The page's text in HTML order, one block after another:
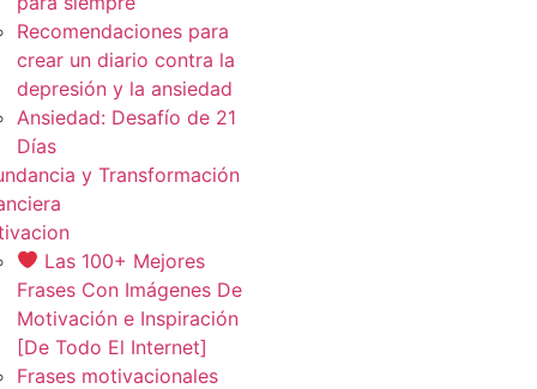
Recomendaciones para
crear un diario contra la
depresión y la ansiedad
Ansiedad: Desafío de 21
Días
y Transformación
Las 100+ Mejores
Frases Con Imágenes De
Motivación e Inspiración
[De Todo El Internet]
Frases motivacionales